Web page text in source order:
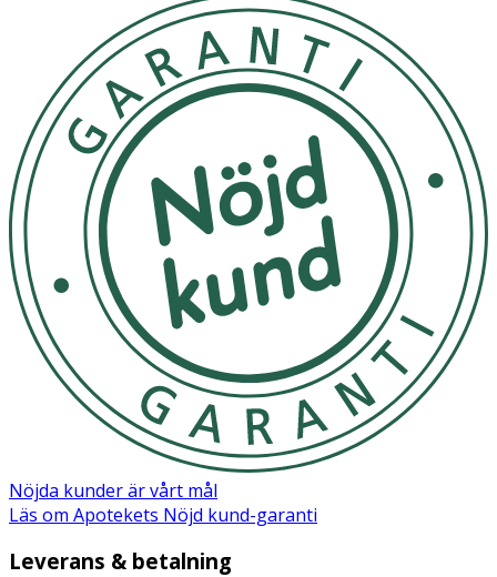
GLYCOL, PEG-100 STEARATE, NIACINAMIDE, CETEARYL
ALCOHOL, SODIUM HYDROXIDE, CAPRYLYL GLYCOL,
CITRIC ACID, ACRYLATES/C10-30 ALKYL ACRYLATE
CROSSPOLYMER.
Nöjda kunder är vårt mål
Läs om Apotekets Nöjd kund-garanti
Leverans & betalning